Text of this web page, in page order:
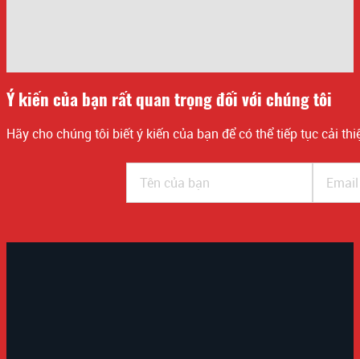
Ý kiến của bạn rất quan trọng đối với chúng tôi
Hãy cho chúng tôi biết ý kiến của bạn để có thể tiếp tục cải